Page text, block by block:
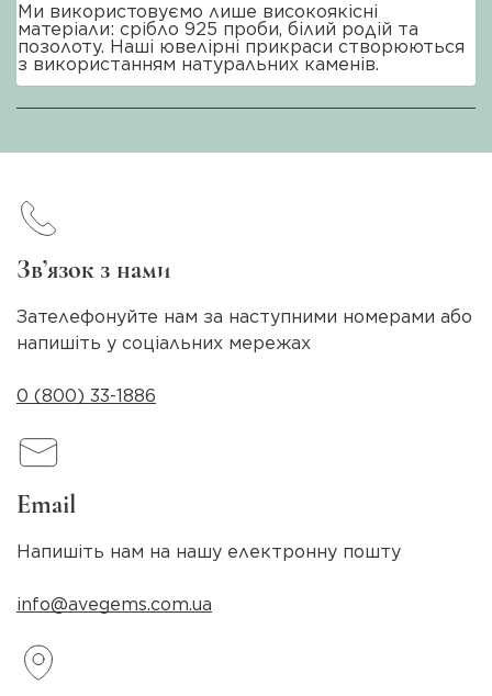
Ми використовуємо лише високоякісні
матеріали: срібло 925 проби, білий родій та
позолоту. Наші ювелірні прикраси створюються
з використанням натуральних каменів.
Зв’язок з нами
Зателефонуйте нам за наступними номерами або
напишіть у соціальних мережах
0 (800) 33-1886
Email
Напишіть нам на нашу електронну пошту
info@avegems.com.ua